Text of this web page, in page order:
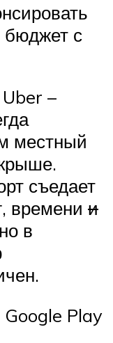
бюджет с
–
местный
съедает
времени и
в
Play